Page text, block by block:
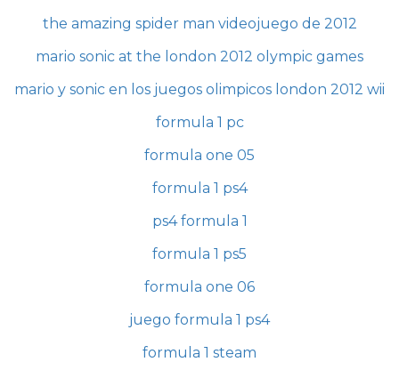
the amazing spider man videojuego de 2012
mario sonic at the london 2012 olympic games
mario y sonic en los juegos olimpicos london 2012 wii
formula 1 pc
formula one 05
formula 1 ps4
ps4 formula 1
formula 1 ps5
formula one 06
juego formula 1 ps4
formula 1 steam